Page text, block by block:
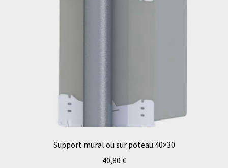
Support mural ou sur poteau 40×30
40,80 €